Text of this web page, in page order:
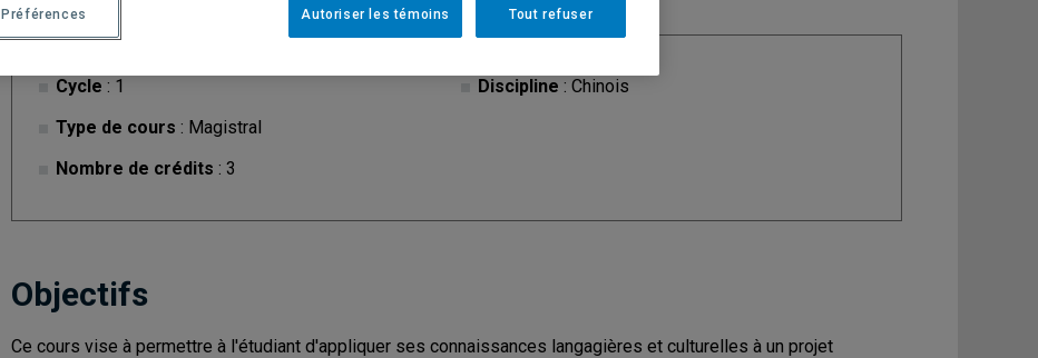
Cycle : 1
Type de cours : Magistral
Nombre de crédits : 3
Discipline : Chinois
Objectifs
Ce cours vise à permettre à l'étudiant d'appliquer ses connaissances langagières et culturelles à un projet
Tout refuser
Autoriser les témoins
Préférences